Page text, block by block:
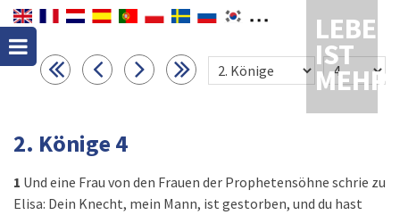
LEBEN
IST
MEHR
2. Könige 4
1 Und eine Frau von den Frauen der Prophetensöhne schrie zu
Elisa: Dein Knecht, mein Mann, ist gestorben, und du hast